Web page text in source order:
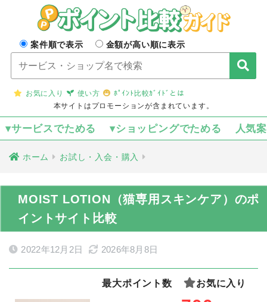
案件順で表示 金額が高い順に表示
お気に入り 使い方
ﾎﾟｲﾝﾄ比較ｶﾞｲﾄﾞとは
本サイトはプロモーションが含まれています。
▾サービスでためる ▾ショッピングでためる 人気
ホーム お試し・入会・購入
MOIST LOTION（猫専用スキンケア）のポ
イントサイト比較
2022年12月2日 2026年8月8日
最大ポイント数 お気に入り